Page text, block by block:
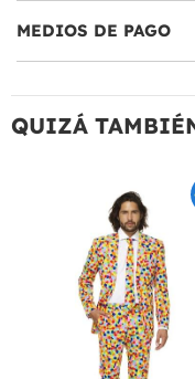
MEDIOS DE PAGO
QUIZÁ